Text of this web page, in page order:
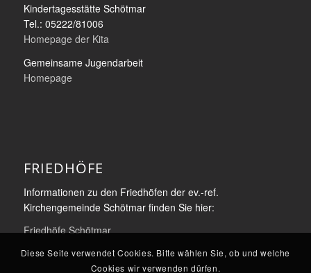
Kindertagesstätte Schötmar
Tel.: 05222/81006
Homepage der Kita
Gemeinsame Jugendarbeit
Homepage
FRIEDHÖFE
Informationen zu den Friedhöfen der ev.-ref.
Kirchengemeinde Schötmar finden Sie hier:
Friedhöfe Schötmar
Diese Seite verwendet Cookies. Bitte wählen Sie, ob und welche
Cookies wir verwenden dürfen.